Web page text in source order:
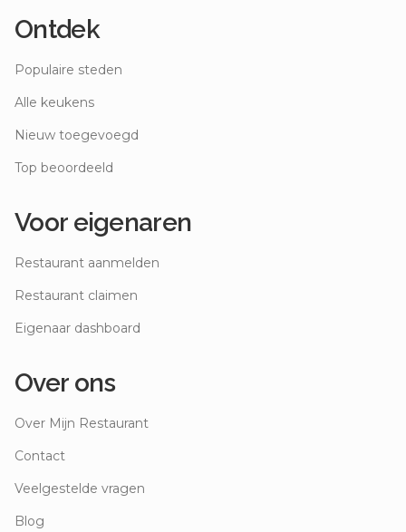
Ontdek
Populaire steden
Alle keukens
Nieuw toegevoegd
Top beoordeeld
Voor eigenaren
Restaurant aanmelden
Restaurant claimen
Eigenaar dashboard
Over ons
Over Mijn Restaurant
Contact
Veelgestelde vragen
Blog